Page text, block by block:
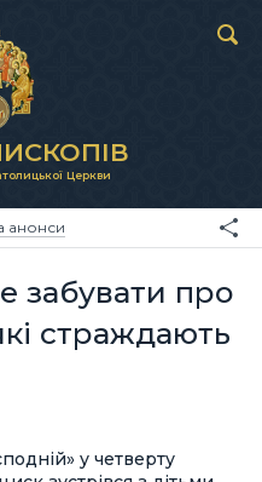
Церкви
анонси
забувати про
страждають
у четверту